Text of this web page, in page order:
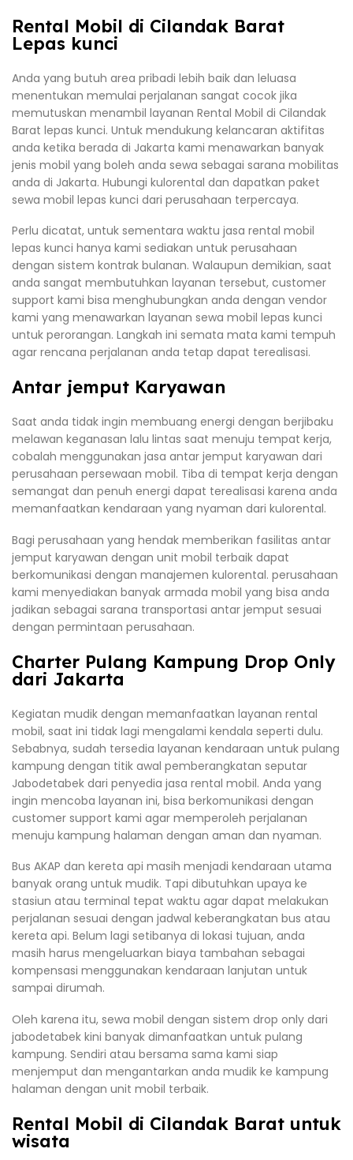
Rental Mobil di Cilandak Barat
Lepas kunci
Anda yang butuh area pribadi lebih baik dan leluasa
menentukan memulai perjalanan sangat cocok jika
memutuskan menambil layanan Rental Mobil di Cilandak
Barat lepas kunci. Untuk mendukung kelancaran aktifitas
anda ketika berada di Jakarta kami menawarkan banyak
jenis mobil yang boleh anda sewa sebagai sarana mobilitas
anda di Jakarta. Hubungi kulorental dan dapatkan paket
sewa mobil lepas kunci dari perusahaan terpercaya.
Perlu dicatat, untuk sementara waktu jasa rental mobil
lepas kunci hanya kami sediakan untuk perusahaan
dengan sistem kontrak bulanan. Walaupun demikian, saat
anda sangat membutuhkan layanan tersebut, customer
support kami bisa menghubungkan anda dengan vendor
kami yang menawarkan layanan sewa mobil lepas kunci
untuk perorangan. Langkah ini semata mata kami tempuh
agar rencana perjalanan anda tetap dapat terealisasi.
Antar jemput Karyawan
Saat anda tidak ingin membuang energi dengan berjibaku
melawan keganasan lalu lintas saat menuju tempat kerja,
cobalah menggunakan jasa antar jemput karyawan dari
perusahaan persewaan mobil. Tiba di tempat kerja dengan
semangat dan penuh energi dapat terealisasi karena anda
memanfaatkan kendaraan yang nyaman dari kulorental.
Bagi perusahaan yang hendak memberikan fasilitas antar
jemput karyawan dengan unit mobil terbaik dapat
berkomunikasi dengan manajemen kulorental. perusahaan
kami menyediakan banyak armada mobil yang bisa anda
jadikan sebagai sarana transportasi antar jemput sesuai
dengan permintaan perusahaan.
Charter Pulang Kampung Drop Only
dari Jakarta
Kegiatan mudik dengan memanfaatkan layanan rental
mobil, saat ini tidak lagi mengalami kendala seperti dulu.
Sebabnya, sudah tersedia layanan kendaraan untuk pulang
kampung dengan titik awal pemberangkatan seputar
Jabodetabek dari penyedia jasa rental mobil. Anda yang
ingin mencoba layanan ini, bisa berkomunikasi dengan
customer support kami agar memperoleh perjalanan
menuju kampung halaman dengan aman dan nyaman.
Bus AKAP dan kereta api masih menjadi kendaraan utama
banyak orang untuk mudik. Tapi dibutuhkan upaya ke
stasiun atau terminal tepat waktu agar dapat melakukan
perjalanan sesuai dengan jadwal keberangkatan bus atau
kereta api. Belum lagi setibanya di lokasi tujuan, anda
masih harus mengeluarkan biaya tambahan sebagai
kompensasi menggunakan kendaraan lanjutan untuk
sampai dirumah.
Oleh karena itu, sewa mobil dengan sistem drop only dari
jabodetabek kini banyak dimanfaatkan untuk pulang
kampung. Sendiri atau bersama sama kami siap
menjemput dan mengantarkan anda mudik ke kampung
halaman dengan unit mobil terbaik.
Rental Mobil di Cilandak Barat untuk
wisata